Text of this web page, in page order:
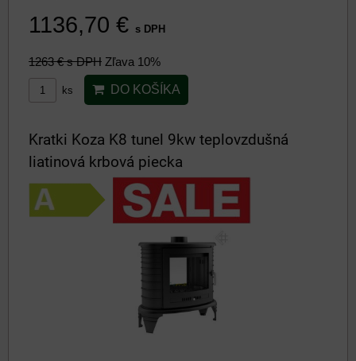
1136,70 € s DPH
1263 €s DPH Zľava 10%
ks DO KOŠÍKA
Kratki Koza K8 tunel 9kw teplovzdušná
liatinová krbová piecka